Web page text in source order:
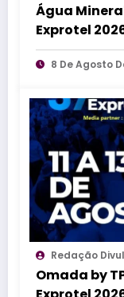
Água
Exprotel
8 De Agosto
Redação
Omada by